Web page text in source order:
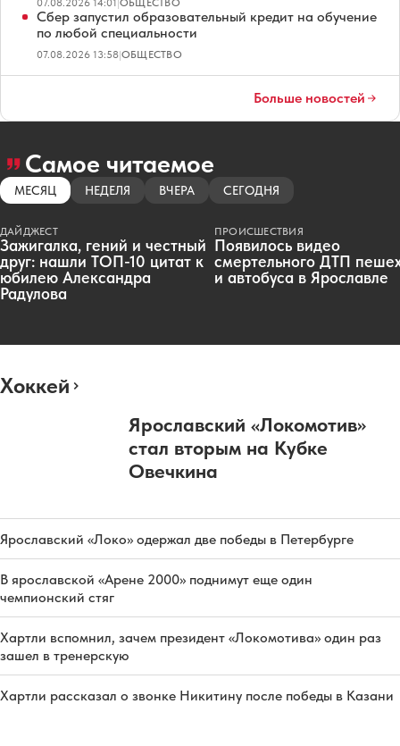
07.08.2026 14:01 ОБЩЕСТВО
Сбер запустил образовательный кредит на обучение
по любой специальности
07.08.2026 13:58|ОБЩЕСТВО
Больше новостей
Самое читаемое
МЕСЯЦ НЕДЕЛЯ ВЧЕРА СЕГОДНЯ
ДАЙДЖЕСТ
Зажигалка, гений и честный
друг: нашли ТОП-10 цитат к
юбилею Александра
Радулова
ПРОИСШЕСТВИЯ
Появилось видео
смертельного ДТП
и автобуса в Ярославле
Хоккей
Ярославский «Локомотив»
стал вторым на Кубке
Овечкина
Ярославский «Локо» одержал две победы в Петербурге
В ярославской «Арене 2000» поднимут еще один
чемпионский стяг
Хартли вспомнил, зачем президент «Локомотива» один раз
зашел в тренерскую
Хартли рассказал о звонке Никитину после победы в Казани